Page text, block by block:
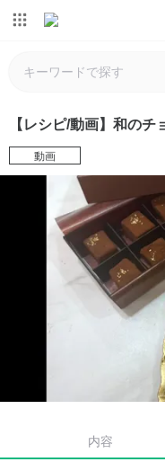
【レシピ/動画】和の
動画
内容